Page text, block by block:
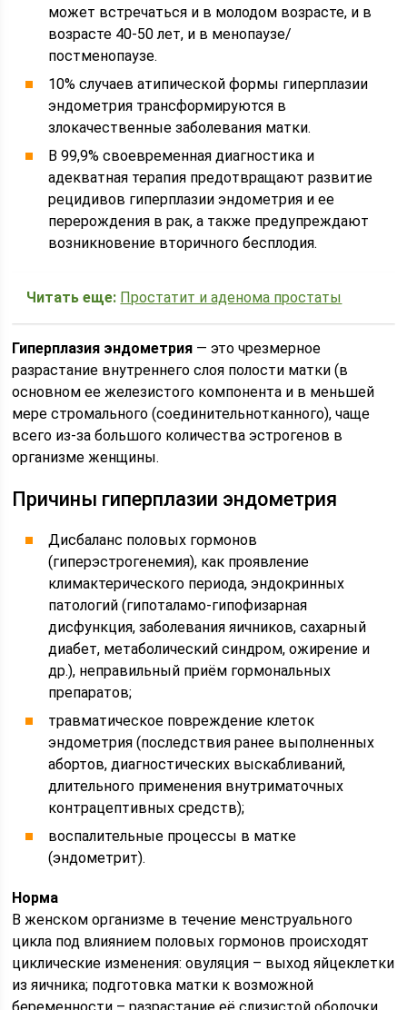
может встречаться и в молодом возрасте, и в
возрасте 40-50 лет, и в менопаузе/
постменопаузе.
10% случаев атипической формы гиперплазии
эндометрия трансформируются в
злокачественные заболевания матки.
В 99,9% своевременная диагностика и
адекватная терапия предотвращают развитие
рецидивов гиперплазии эндометрия и ее
перерождения в рак, а также предупреждают
возникновение вторичного бесплодия.
Читать еще: Простатит и аденома простаты
Гиперплазия эндометрия — это чрезмерное
разрастание внутреннего слоя полости матки (в
основном ее железистого компонента и в меньшей
мере стромального (соединительнотканного), чаще
всего из-за большого количества эстрогенов в
организме женщины.
Причины гиперплазии эндометрия
Дисбаланс половых гормонов
(гиперэстрогенемия), как проявление
климактерического периода, эндокринных
патологий (гипоталамо-гипофизарная
дисфункция, заболевания яичников, сахарный
диабет, метаболический синдром, ожирение и
др.), неправильный приём гормональных
препаратов;
травматическое повреждение клеток
эндометрия (последствия ранее выполненных
абортов, диагностических выскабливаний,
длительного применения внутриматочных
контрацептивных средств);
воспалительные процессы в матке
(эндометрит).
Норма
В женском организме в течение менструального
цикла под влиянием половых гормонов происходят
циклические изменения: овуляция – выход яйцеклетки
из яичника; подготовка матки к возможной